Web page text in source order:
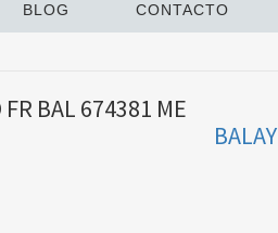
BLOG CONTACTO
BAL 674381 ME
BALAY